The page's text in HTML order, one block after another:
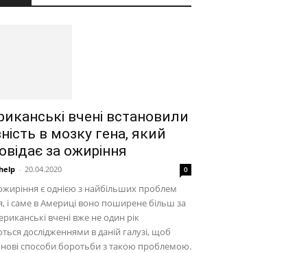
вчені встановили
в мозку гена, який
за ожиріння
- 20.04.2020 0
є однією з найбільших проблем
і саме в Америці воно поширене більш за
вчені вже не один рік
дослідженнями в даній галузі, щоб
способи боротьби з такою проблемою.